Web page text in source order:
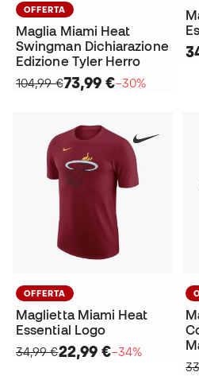
OFFERTA
Maglia Miami Heat
Swingman Dichiarazione
Edizione Tyler Herro
104,99 €73,99 €−30%
OFFERTA
Maglietta Miami Heat
Essential Logo
34,99 €22,99 €−34%